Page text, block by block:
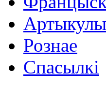
Рознае
Спасылкі